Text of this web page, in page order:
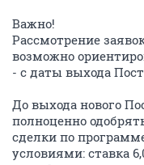
Важно!
Рассмотрение
возможно
- с даты выхода
До выхода нового
полноценно
сделки по
условиями: ставка